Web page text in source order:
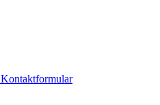
Kontaktformular